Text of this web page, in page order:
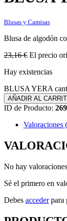
Blusas y Camisas
Blusa de algodón
23,16€ El precio
Hay existencias
BLUSA YERA
AÑADIR AL
ID de Producto:
Valoraciones
No hay
Sé el primero en
Debes accederpara